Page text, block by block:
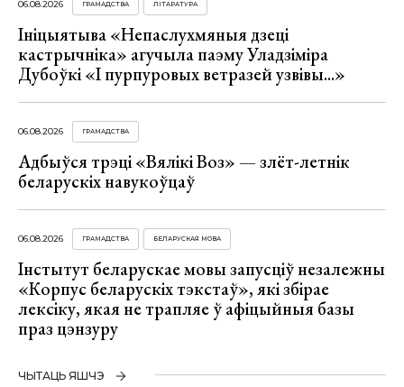
06.08.2026 ГРАМАДСТВА ЛІТАРАТУРА
Ініцыятыва «Непаслухмяныя дзеці
кастрычніка» агучыла паэму Уладзіміра
Дубоўкі «І пурпуровых ветразей узвівы...»
06.08.2026 ГРАМАДСТВА
Адбыўся трэці «Вялікі Воз» — злёт-летнік
беларускіх навукоўцаў
06.08.2026 ГРАМАДСТВА БЕЛАРУСКАЯ МОВА
Інстытут беларускае мовы запусціў незалежны
«Корпус беларускіх тэкстаў», які збірае
лексіку, якая не трапляе ў афіцыйныя базы
праз цэнзуру
ЧЫТАЦЬ ЯШЧЭ